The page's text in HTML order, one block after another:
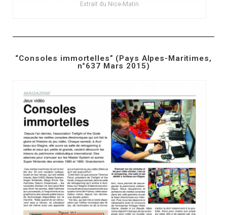
Extrait du Nice-Matin
“Consoles immortelles” (Pays Alpes-Maritimes,
n°637 Mars 2015)